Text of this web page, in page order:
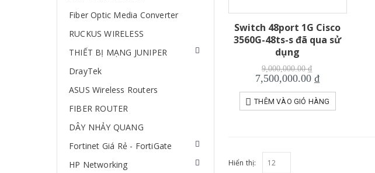
Switch 48port 1G Cisco
3560G-48ts-s đã qua sử
dụng
9,000,000.00₫
gốc
9,000,000.00 ₫.
7,500,000.00₫Giá
tại
là:
THÊM VÀO GIỎ HÀNG
Hiển thị:
Fiber Optic Media Converter
RUCKUS WIRELESS
THIẾT BỊ MẠNG JUNIPER
DrayTek
ASUS Wireless Routers
FIBER ROUTER
DÂY NHẢY QUANG
Fortinet Giá Rẻ - FortiGate
HP Networking